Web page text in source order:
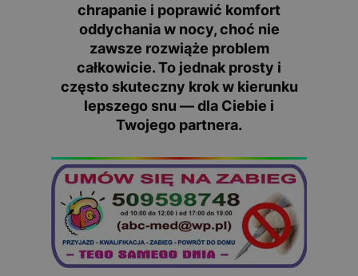
chrapanie i poprawić komfort
oddychania w nocy, choć nie
zawsze rozwiąże problem
całkowicie. To jednak prosty i
często skuteczny krok w kierunku
lepszego snu — dla Ciebie i
Twojego partnera.